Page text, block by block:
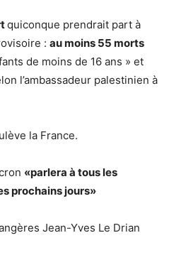
quiconque prendrait part à
: au moins 55 morts
de moins de 16 ans » et
l’ambassadeur palestinien à
la France.
«parlera à tous les
prochains jours»
Jean-Yves Le Drian